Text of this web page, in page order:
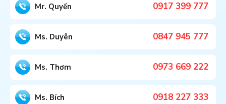
Mr. Quyến 0917 399 777
Ms. Duyên 0847 945 777
Ms. Thơm 0973 669 222
Ms. Bích 0918 227 333